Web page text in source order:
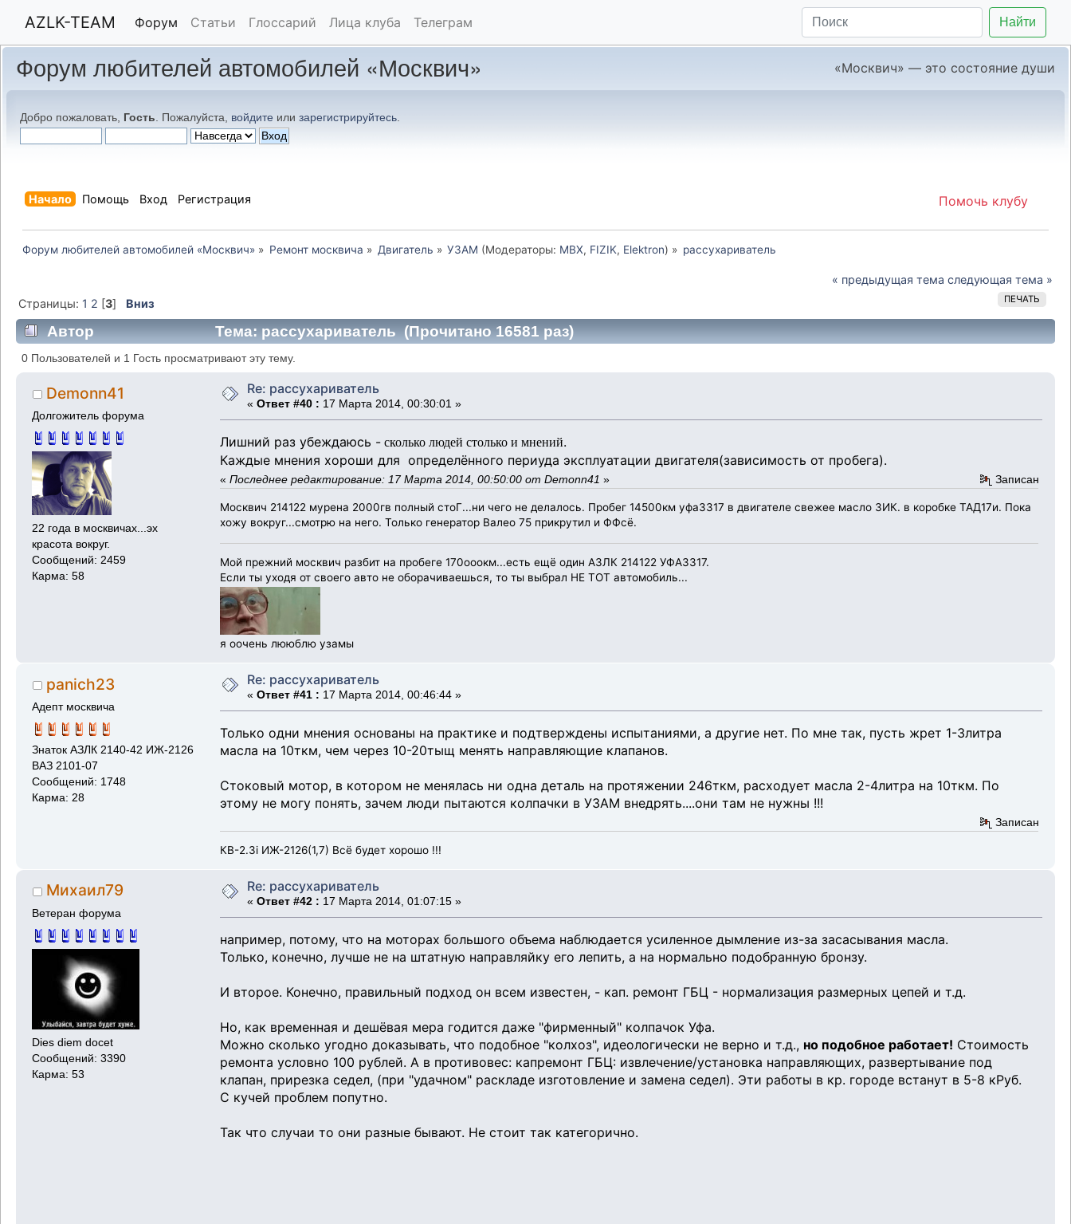
AZLK-TEAM Форум Статьи Глоссарий Лица клуба Телеграм Найти
Форум любителей автомобилей «Москвич» «Москвич» — это состояние души
Добро пожаловать, Гость . Пожалуйста, войдите или зарегистрируйтесь
Помочь клубу
Начало Помощь Вход Регистрация
Форум любителей автомобилей «Москвич» » Ремонт москвича » Двигатель » УЗАМ (Модераторы: MBX, FIZIK, Elektron) » рассухариватель
« предыдущая тема следующая тема »
ПЕЧАТЬ
Страницы: 1 2 [3] Вниз
Автор Тема: рассухариватель (Прочитано 16581 раз)
0 Пользователей и 1 Гость просматривают эту тему.
Demonn41
Долгожитель форума
22 года в москвичах...эх
красота вокруг.
Сообщений: 2459
Карма: 58
Re: рассухариватель
« Ответ #40 : 17 Марта 2014, 00:30:01 »
Лишний раз убеждаюсь - сколько людей столько и мнений.
Каждые мнения хороши для определённого периуда эксплуатации двигателя(зависимость от пробега).
« Последнее редактирование: 17 Марта 2014, 00:50:00 от Demonn41 » Записан
Москвич 214122 мурена 2000гв полный стоГ...ни чего не делалось. Пробег 14500км уфа3317 в двигателе свежее масло ЗИК. в коробке ТАД17и. Пока
хожу вокруг...смотрю на него. Только генератор Валео 75 прикрутил и ФФсё.
Мой прежний москвич разбит на пробеге 170ооокм...есть ещё один АЗЛК 214122 УФА3317.
Если ты уходя от своего авто не оборачиваешься, то ты выбрал НЕ ТОТ автомобиль...
я оочень лююблю узамы
panich23
Адепт москвича
Знаток АЗЛК 2140-42 ИЖ-2126
ВАЗ 2101-07
Сообщений: 1748
Карма: 28
Re: рассухариватель
« Ответ #41 : 17 Марта 2014, 00:46:44 »
Только одни мнения основаны на практике и подтверждены испытаниями, а другие нет. По мне так, пусть жрет 1-3литра
масла на 10ткм, чем через 10-20тыщ менять направляющие клапанов.
Стоковый мотор, в котором не менялась ни одна деталь на протяжении 246ткм, расходует масла 2-4литра на 10ткм. По
этому не могу понять, зачем люди пытаются колпачки в УЗАМ внедрять....они там не нужны !!!
Записан
КВ-2.3i ИЖ-2126(1,7) Всё будет хорошо !!!
Михаил79
Ветеран форума
Dies diem docet
Сообщений: 3390
Карма: 53
Re: рассухариватель
« Ответ #42 : 17 Марта 2014, 01:07:15 »
например, потому, что на моторах большого объема наблюдается усиленное дымление из-за засасывания масла.
Только, конечно, лучше не на штатную направляйку его лепить, а на нормально подобранную бронзу.
И второе. Конечно, правильный подход он всем известен, - кап. ремонт ГБЦ - нормализация размерных цепей и т.д.
Но, как временная и дешёвая мера годится даже "фирменный" колпачок Уфа.
Можно сколько угодно доказывать, что подобное "колхоз", идеологически не верно и т.д., но подобное работает! Стоимость
ремонта условно 100 рублей. А в противовес: капремонт ГБЦ: извлечение/установка направляющих, развертывание под
клапан, прирезка седел, (при "удачном" раскладе изготовление и замена седел). Эти работы в кр. городе встанут в 5-8 кРуб.
С кучей проблем попутно.
Так что случаи то они разные бывают. Не стоит так категорично.